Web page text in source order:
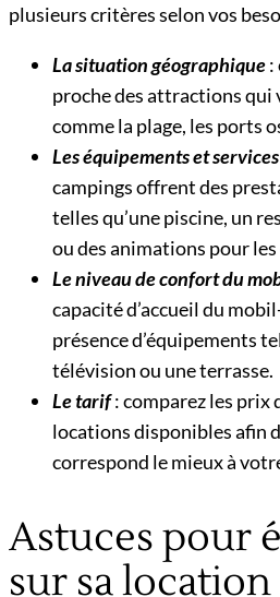
plusieurs critères selon vos
La situation géographique:
proche des attractions qui
comme la plage, les ports
Les équipements et
campings offrent des
telles qu’une piscine, un
ou des animations pour
Le niveau de confort du
capacité d’accueil du
présence d’équipements
télévision ou une terrasse.
Le tarif: comparez les prix
locations disponibles afin
correspond le mieux à
Astuces pour
sur sa